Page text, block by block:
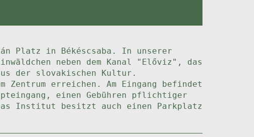
Platz in Békéscsaba. In unserer
neben dem Kanal "Előviz", das
der slovakischen Kultur.
erreichen. Am Eingang befindet
einen Gebühren pflichtiger
Institut besitzt auch einen Parkplatz